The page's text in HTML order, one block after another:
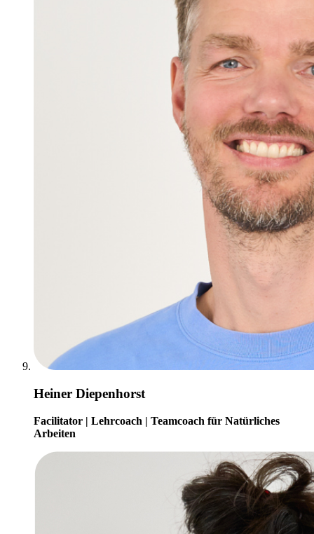
Heiner Diepenhorst
Facilitator | Lehrcoach | Teamcoach für Natürliches
Arbeiten